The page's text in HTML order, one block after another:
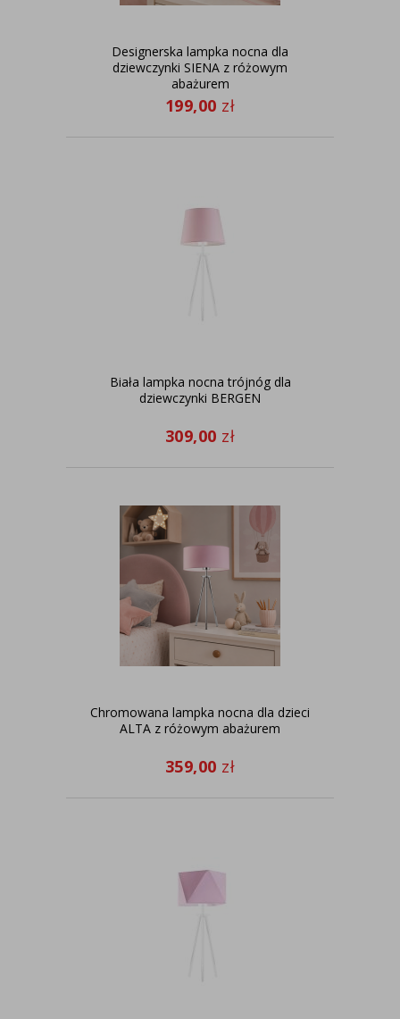
Designerska lampka nocna dla
dziewczynki SIENA z różowym
abażurem
199,00 zł
Biała lampka nocna trójnóg dla
dziewczynki BERGEN
309,00 zł
Chromowana lampka nocna dla dzieci
ALTA z różowym abażurem
359,00 zł